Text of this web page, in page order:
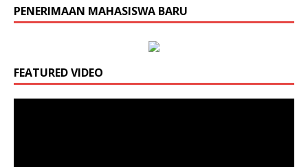
PENERIMAAN MAHASISWA BARU
FEATURED VIDEO